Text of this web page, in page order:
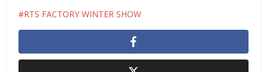
RTS FACTORY WINTER SHOW